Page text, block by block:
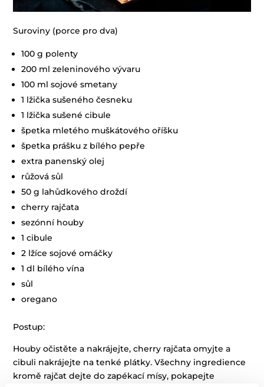
Suroviny (porce pro dva)
100 g polenty
200 ml zeleninového vývaru
100 ml sojové smetany
1 lžička sušeného česneku
1 lžička sušené cibule
špetka mletého muškátového oříšku
špetka prášku z bílého pepře
extra panenský olej
růžová sůl
50 g lahůdkového droždí
cherry rajčata
sezónní houby
1 cibule
2 lžíce sojové omáčky
1 dl bílého vína
sůl
oregano
Postup:
Houby očistěte a nakrájejte, cherry rajčata omyjte a
cibuli nakrájejte na tenké plátky. Všechny ingredience
kromě rajčat dejte do zapékací mísy, pokapejte